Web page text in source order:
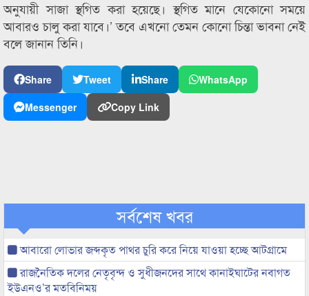
অনুযায়ী সাজা স্থগিত করা হয়েছে। স্থগিত মানে যেকোনো সময়ে
আবারও চালু করা যাবে।’ তবে এখনো তেমন কোনো চিন্তা ভাবনা নেই
বলে জানান তিনি।
Share Tweet Share
WhatsApp
Messenger
Copy Link
সর্বশেষ খবর
আবারো লোভার জব্দকৃত পাথর চুরি করে নিয়ে যাওয়া হচ্ছে আটগ্রামে
রাজনৈতিক দলের নেতৃবৃন্দ ও সুধীজনদের সাথে কানাইঘাটের নবাগত
ইউএনও’র মতবিনিময়